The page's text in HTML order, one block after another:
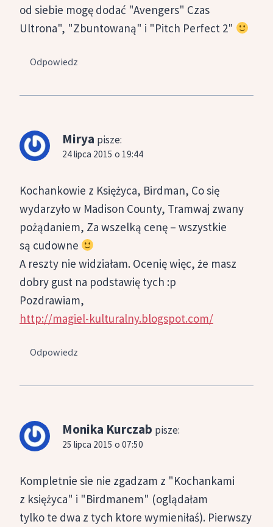
od siebie mogę dodać "Avengers" Czas
Ultrona", "Zbuntowaną" i "Pitch Perfect 2"
Odpowiedz
Mirya pisze:
24 lipca 2015 o 19:44
Kochankowie z Księżyca, Birdman, Co się
wydarzyło w Madison County, Tramwaj zwany
pożądaniem, Za wszelką cenę – wszystkie
są cudowne
A reszty nie widziałam. Ocenię więc, że masz
dobry gust na podstawię tych :p
Pozdrawiam,
http://magiel-kulturalny.blogspot.com/
Odpowiedz
Monika Kurczab pisze:
25 lipca 2015 o 07:50
Kompletnie sie nie zgadzam z "Kochankami
z księżyca" i "Birdmanem" (oglądałam
tylko te dwa z tych ktore wymieniłaś). Pierwszy